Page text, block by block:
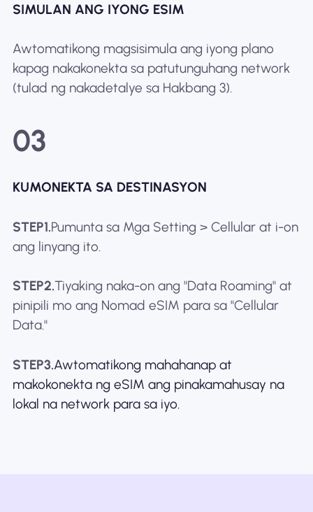
SIMULAN ANG IYONG ESIM
Awtomatikong magsisimula ang iyong plano
kapag nakakonekta sa patutunguhang network
(tulad ng nakadetalye sa Hakbang 3).
03
KUMONEKTA SA DESTINASYON
STEP1.Pumunta sa Mga Setting > Cellular at i-on
ang linyang ito.
STEP2.Tiyaking naka-on ang "Data Roaming" at
pinipili mo ang Nomad eSIM para sa "Cellular
Data."
STEP3.Awtomatikong mahahanap at
makokonekta ng eSIM ang pinakamahusay na
lokal na network para sa iyo.